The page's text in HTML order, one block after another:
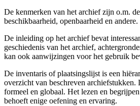
De kenmerken van het archief zijn o.m.
beschikbaarheid, openbaarheid en andere.
De inleiding op het archief bevat
geschiedenis van het archief,
kan ook aanwijzingen voor het gebruik
De inventaris of plaatsingslijst is een
overzicht van beschreven
formeel en globaal. Het lezen en
behoeft enige oefening en ervaring.